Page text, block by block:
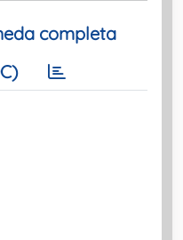
completa